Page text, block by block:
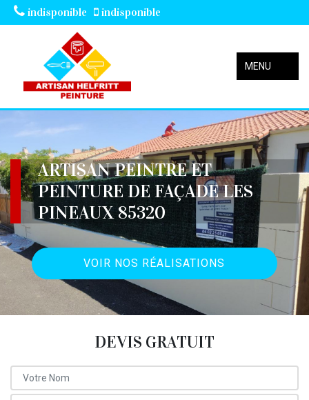
indisponible indisponible
MENU
ARTISAN PEINTRE ET
PEINTURE DE FAÇADE LES
PINEAUX 85320
VOIR NOS RÉALISATIONS
DEVIS GRATUIT